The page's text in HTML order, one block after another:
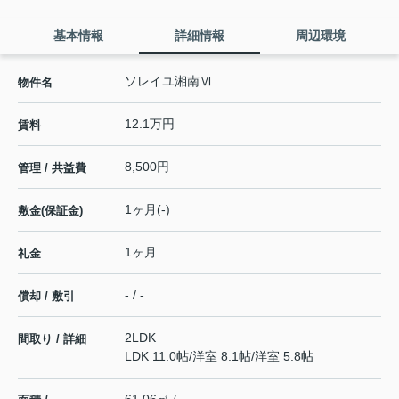
基本情報 詳細情報 周辺環境
物件名 ソレイユ湘南Ⅵ
賃料 12.1万円
管理 / 共益費 8,500円
敷金(保証金) 1ヶ月(-)
礼金 1ヶ月
償却 / 敷引 - / -
間取り / 詳細
2LDK
LDK 11.0帖/洋室 8.1帖/洋室 5.8帖